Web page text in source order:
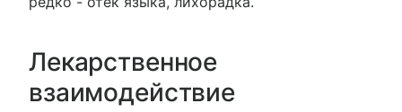
Лекарственное
взаимодействие